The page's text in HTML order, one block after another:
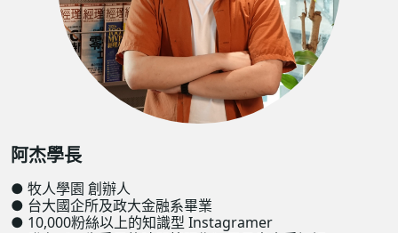
阿杰學長
● 牧人學園 創辦人
● 台大國企所及政大金融系畢業
● 10,000粉絲以上的知識型 Instagramer